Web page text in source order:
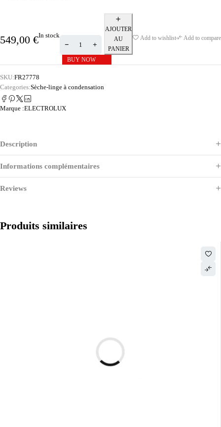
549,00 €In stock
AJOUTER
AU
PANIER
BUY NOW
Add to wishlist Add to compare
SKU:FR27778
Categories:Sèche-linge à condensation
Marque :ELECTROLUX
Description
Informations complémentaires
Reviews
Produits similaires